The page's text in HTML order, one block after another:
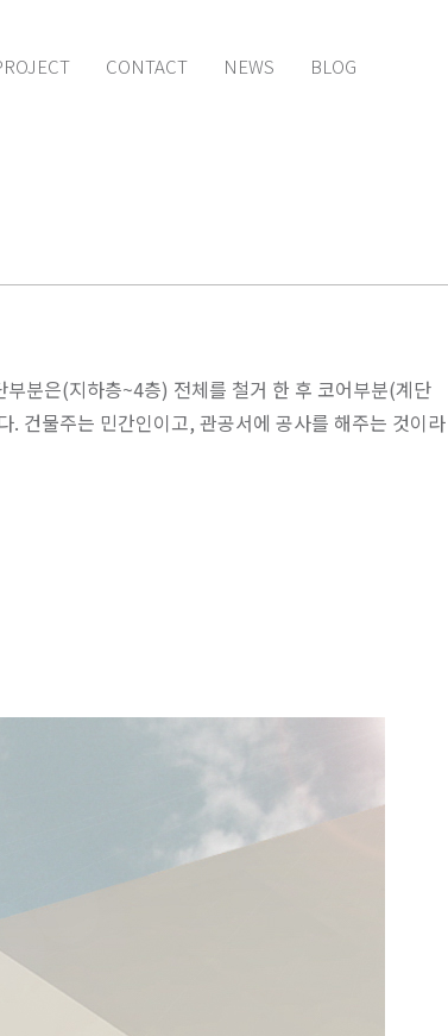
CONTACT NEWS BLOG
분은(지하층~4층) 전체를 철거 한 후 코어부분(계단
건물주는 민간인이고, 관공서에 공사를 해주는 것이라